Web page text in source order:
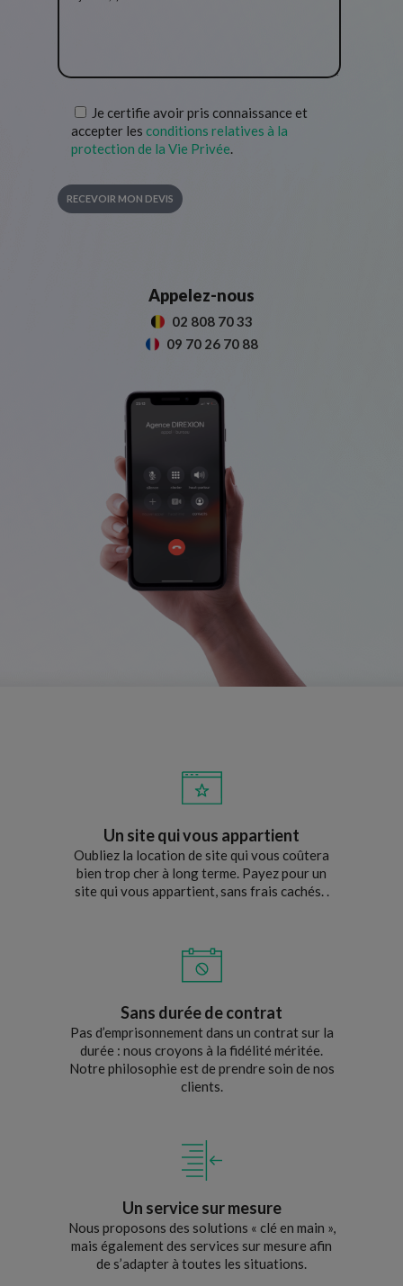
Je certifie avoir pris connaissance et
accepter les conditions relatives à la
protection de la Vie Privée.
Appelez-nous
02 808 70 33
09 70 26 70 88
Un site qui vous appartient
Oubliez la location de site qui vous coûtera
bien trop cher à long terme. Payez pour un
site qui vous appartient, sans frais cachés. .
Sans durée de contrat
Pas d’emprisonnement dans un contrat sur la
durée : nous croyons à la fidélité méritée.
Notre philosophie est de prendre soin de nos
clients.
Un service sur mesure
Nous proposons des solutions « clé en main »,
mais également des services sur mesure afin
de s’adapter à toutes les situations.